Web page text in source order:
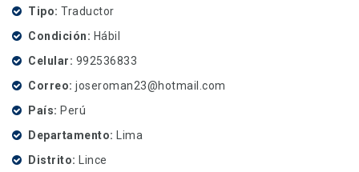
Tipo Traductor
Condición
Hábil
Celular
992536833
Correo joseroman23@hotmail.com
País Perú
Departamento Lima
Distrito Lince